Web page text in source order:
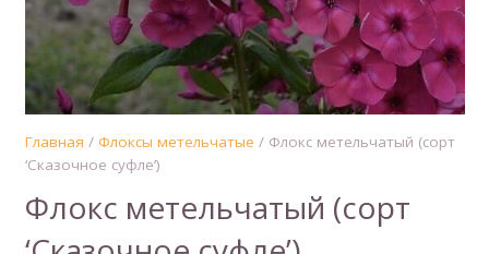
Главная / Флоксы метельчатые / Флокс метельчатый (сорт
‘Сказочное суфле’)
Флокс метельчатый (сорт